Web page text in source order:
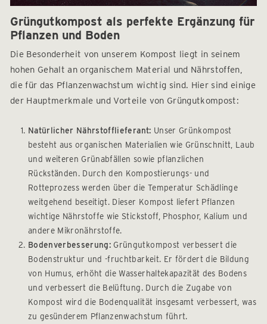
Grüngutkompost als perfekte Ergänzung für
Pflanzen und Boden
Die Besonderheit von unserem Kompost liegt in seinem
hohen Gehalt an organischem Material und Nährstoffen,
die für das Pflanzenwachstum wichtig sind. Hier sind einige
der Hauptmerkmale und Vorteile von Grüngutkompost:
Natürlicher Nährstofflieferant: Unser Grünkompost
besteht aus organischen Materialien wie Grünschnitt, Laub
und weiteren Grünabfällen sowie pflanzlichen
Rückständen. Durch den Kompostierungs- und
Rotteprozess werden über die Temperatur Schädlinge
weitgehend beseitigt. Dieser Kompost liefert Pflanzen
wichtige Nährstoffe wie Stickstoff, Phosphor, Kalium und
andere Mikronährstoffe.
Bodenverbesserung: Grüngutkompost verbessert die
Bodenstruktur und -fruchtbarkeit. Er fördert die Bildung
von Humus, erhöht die Wasserhaltekapazität des Bodens
und verbessert die Belüftung. Durch die Zugabe von
Kompost wird die Bodenqualität insgesamt verbessert, was
zu gesünderem Pflanzenwachstum führt.